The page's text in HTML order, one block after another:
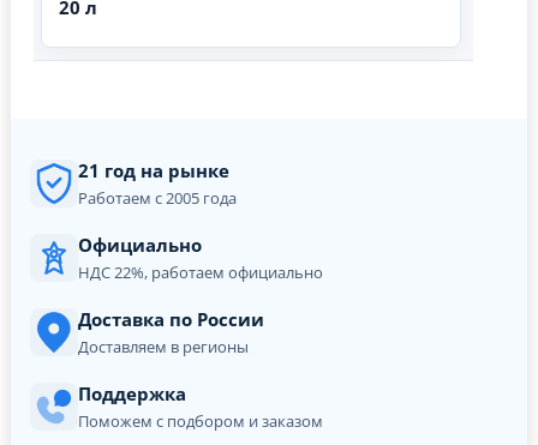
20 л
21 год на рынке
Работаем с 2005 года
Официально
НДС 22%, работаем официально
Доставка по России
Доставляем в регионы
Поддержка
Поможем с подбором и заказом